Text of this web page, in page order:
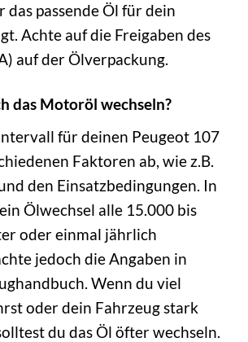
das passende Öl für dein
Achte auf die Freigaben des
auf der Ölverpackung.
das Motoröl wechseln?
für deinen Peugeot 107
Faktoren ab, wie z.B.
den Einsatzbedingungen. In
Ölwechsel alle 15.000 bis
oder einmal jährlich
jedoch die Angaben in
Wenn du viel
oder dein Fahrzeug stark
du das Öl öfter wechseln.